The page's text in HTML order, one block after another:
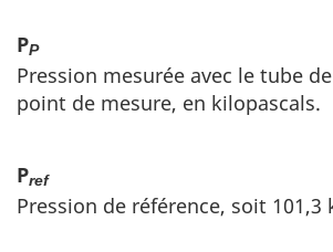
PP
Pression mesurée avec le tube
point de mesure, en kilopascals.
Pref
Pression de référence, soit 101,3